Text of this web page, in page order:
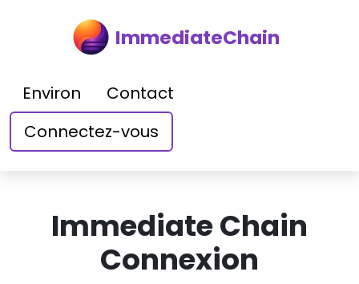
ImmediateChain
Environ
Contact
Connectez-vous
Immediate Chain
Connexion